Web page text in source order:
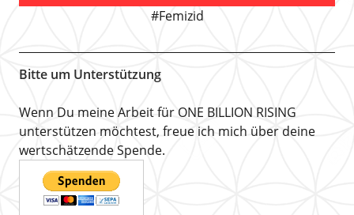
#Femizid
Bitte um Unterstützung
Wenn Du meine Arbeit für ONE BILLION RISING
unterstützen möchtest, freue ich mich über deine
wertschätzende Spende.